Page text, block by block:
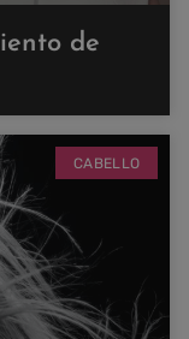
de
CABELLO